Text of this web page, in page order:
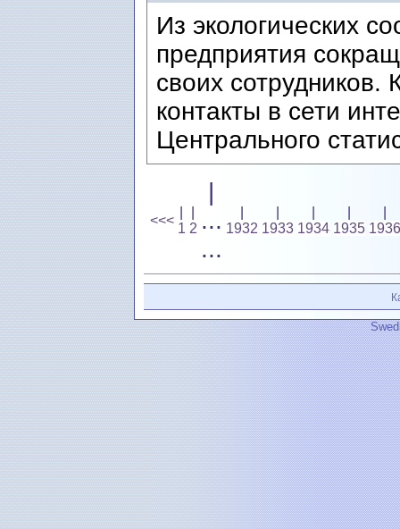
Из экологических
предприятия
своих
контакты в сети
Центрального
<<<
1 2
|
...
...
1932 1933 1934 1935 1936